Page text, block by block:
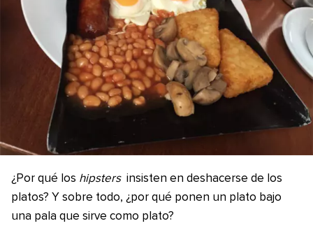
¿Por qué los hipsters insisten en deshacerse de los
platos? Y sobre todo, ¿por qué ponen un plato bajo
una pala que sirve como plato?